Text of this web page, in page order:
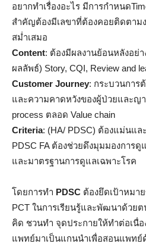
อยากทำเรื่องอะไร มีการกำหนด
สำคัญต้องมีเลขาที่ต้องคอยติดตาม
สม่ำเสมอ
Content: ต้องมีผลงานย้อนหลังอย่
ผลลัพธ์) Story, CQI, Review and
Customer Journey: กระบวนการ
และความคาดหวังของผู้ป่วยและญ
process ตลอด Value chain
Criteria: (HA/ PDSC) ต้องแม่นแ
PDSC FA ต้องช่วยดึงมุมมองการ
และมาตรฐานการดูแลเฉพาะโรค
โดยการทำ PDSC ต้องยึดเป้าหมา
PCT ในการเรียนรู้และพัฒนาด้วย
คิด ชวนทำ จุดประกายให้ทำต่อเนื่
แพทย์มาเป็นแกนนำเพื่อสอนแพทย์